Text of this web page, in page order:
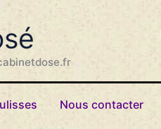
Nous contacter